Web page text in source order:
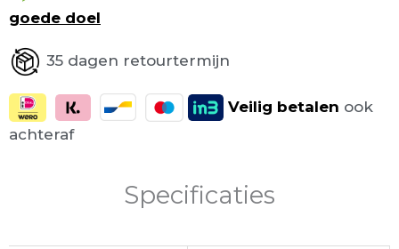
goede doel
35 dagen retourtermijn
Veilig betalen ook
achteraf
Specificaties